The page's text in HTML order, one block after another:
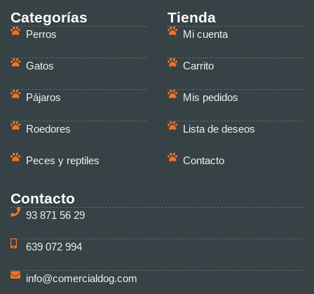
Categorías
Perros
Gatos
Pájaros
Roedores
Peces y reptiles
Tienda
Mi cuenta
Carrito
Mis pedidos
Lista de deseos
Contacto
Contacto
93 871 56 29
639 072 994
info@comercialdog.com